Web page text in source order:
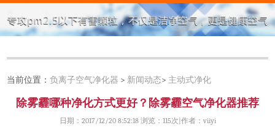
当前位置：负离子空气净化器 > 新闻动态> 主动式净化
除雾霾哪种净化方式更好？除雾霾空气净化器推荐
日期：2017/12/20 8:52:18 浏览： 115次|作者：viiyi